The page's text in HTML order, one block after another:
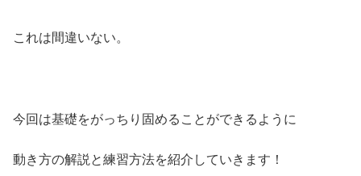
これは間違いない。
今回は基礎をがっちり固めることができるように
動き方の解説と練習方法を紹介していきます！